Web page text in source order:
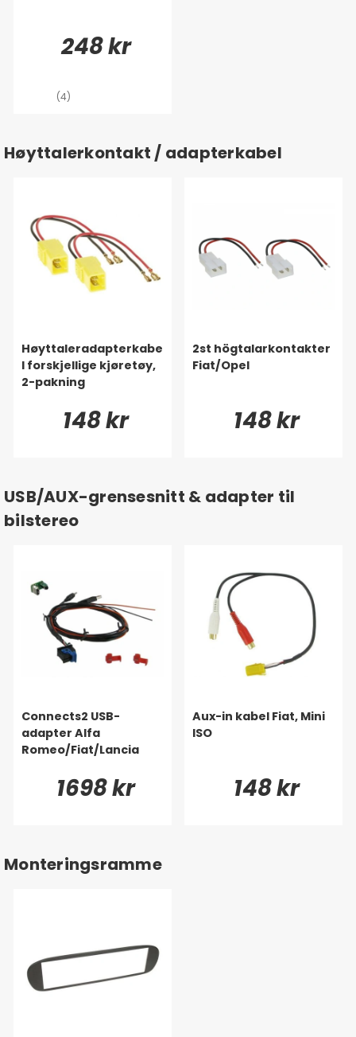
248 kr
(4)
Høyttalerkontakt / adapterkabel
Høyttaleradapterkabe
l forskjellige kjøretøy,
2-pakning
148 kr
2st högtalarkontakter
Fiat/Opel
148 kr
USB/AUX-grensesnitt & adapter til
bilstereo
Connects2 USB-
adapter Alfa
Romeo/Fiat/Lancia
1698 kr
Aux-in kabel Fiat, Mini
ISO
148 kr
Monteringsramme